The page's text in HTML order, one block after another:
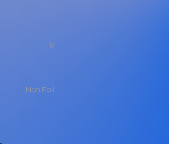
18
-
-
Non Foil